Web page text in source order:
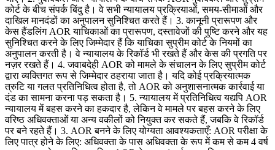
कोर्ट के बीच संपर्क बिंदु है। वे सभी न्यायालय प्रक्रियाओं, समय-सीमाओं और
दाखिल मानदंडों का अनुपालन सुनिश्चित करते हैं। 3. कानूनी प्रारूपण और
केस हैंडलिंग AOR याचिकाओं का प्रारूपण, दस्तावेजों की पुष्टि करने और यह
सुनिश्चित करने के लिए जिम्मेदार हैं कि याचिका सुप्रीम कोर्ट के नियमों का
अनुपालन करती है। वे न्यायालय के रिकॉर्ड भी रखते हैं और केस की प्रगति पर
नज़र रखते हैं। 4. जवाबदेही AOR को मामले के संचालन के लिए सुप्रीम कोर्ट
द्वारा व्यक्तिगत रूप से जिम्मेदार ठहराया जाता है। यदि कोई प्रक्रियात्मक
त्रुटि या गलत प्रतिनिधित्व होता है, तो AOR को अनुशासनात्मक कार्रवाई या
दंड का सामना करना पड़ सकता है। 5. न्यायालय में प्रतिनिधित्व यद्यपि AOR
न्यायालय में बहस करने का हकदार है, लेकिन वे मामले पर बहस करने के लिए
वरिष्ठ अधिवक्ताओं या अन्य वकीलों को नियुक्त कर सकते हैं, जबकि वे रिकॉर्ड
पर बने रहते हैं। 3. AOR बनने के लिए योग्यता आवश्यकताएँ: AOR परीक्षा के
लिए पात्र होने के लिए: अधिवक्ता के पास अधिवक्ता के रूप में कम से कम 4 वर्ष